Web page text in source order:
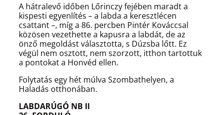
A hátralevő időben Lőrinczy fejében maradt a
kispesti egyenlítés – a labda a keresztlécen
csattant –, míg a 86. percben Pintér Kováccsal
közösen vezethette a kapusra a labdát, de az
önző megoldást választotta, s Dúzsba lőtt. Ez
végül nem osztott, nem szorzott, itthon tartottuk
a pontokat a Honvéd ellen.
Folytatás egy hét múlva Szombathelyen, a
Haladás otthonában.
LABDARÚGÓ NB II